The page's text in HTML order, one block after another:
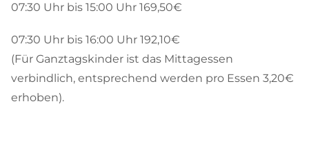
07:30 Uhr bis 15:00 Uhr 169,50€
07:30 Uhr bis 16:00 Uhr 192,10€
(Für Ganztagskinder ist das Mittagessen
verbindlich, entsprechend werden pro Essen 3,20€
erhoben).